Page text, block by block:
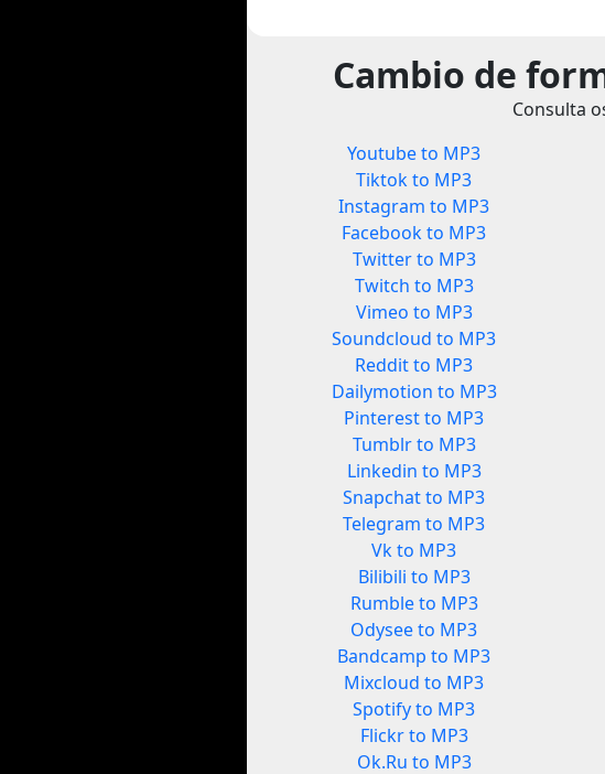
Cambio de
Consulta
Youtube to MP3
Tiktok to MP3
Instagram to MP3
Facebook to MP3
Twitter to MP3
Twitch to MP3
Vimeo to MP3
Soundcloud to MP3
Reddit to MP3
Dailymotion to MP3
Pinterest to MP3
Tumblr to MP3
Linkedin to MP3
Snapchat to MP3
Telegram to MP3
Vk to MP3
Bilibili to MP3
Rumble to MP3
Odysee to MP3
Bandcamp to MP3
Mixcloud to MP3
Spotify to MP3
Flickr to MP3
Ok.Ru to MP3